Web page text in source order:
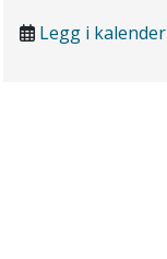
Legg i kalender